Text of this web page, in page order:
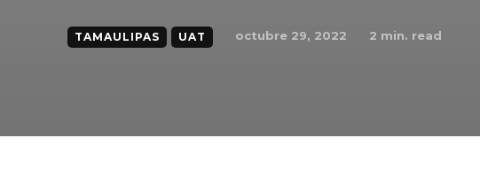
TAMAULIPAS UAT octubre 29, 2022 2 min. read